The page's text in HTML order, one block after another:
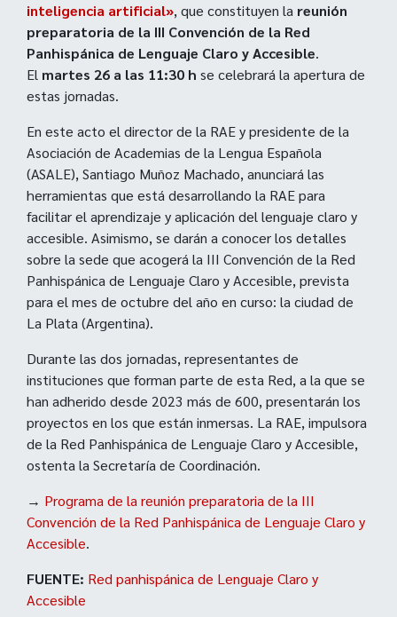
inteligencia artificial», que constituyen la reunión
preparatoria de la III Convención de la Red
Panhispánica de Lenguaje Claro y Accesible.
El martes 26 a las 11:30 h se celebrará la apertura de
estas jornadas.
En este acto el director de la RAE y presidente de la
Asociación de Academias de la Lengua Española
(ASALE), Santiago Muñoz Machado, anunciará las
herramientas que está desarrollando la RAE para
facilitar el aprendizaje y aplicación del lenguaje claro y
accesible. Asimismo, se darán a conocer los detalles
sobre la sede que acogerá la III Convención de la Red
Panhispánica de Lenguaje Claro y Accesible, prevista
para el mes de octubre del año en curso: la ciudad de
La Plata (Argentina).
Durante las dos jornadas, representantes de
instituciones que forman parte de esta Red, a la que se
han adherido desde 2023 más de 600, presentarán los
proyectos en los que están inmersas. La RAE, impulsora
de la Red Panhispánica de Lenguaje Claro y Accesible,
ostenta la Secretaría de Coordinación.
→ Programa de la reunión preparatoria de la III
Convención de la Red Panhispánica de Lenguaje Claro y
Accesible.
FUENTE: Red panhispánica de Lenguaje Claro y
Accesible